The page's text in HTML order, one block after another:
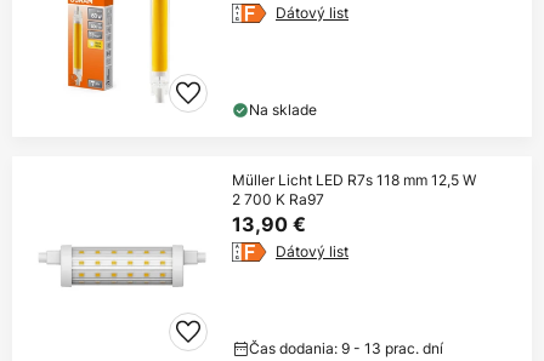
Dátový list
Na sklade
Müller Licht LED R7s 118 mm 12,5 W
2 700 K Ra97
13,90 €
Dátový list
Čas dodania: 9 - 13 prac. dní